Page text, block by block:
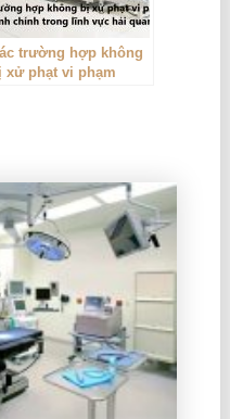
trường hợp không
xử phạt vi phạm